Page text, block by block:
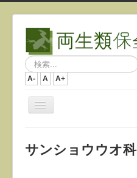
検
索...
A- A A+
ナ
ビ
シ
サンショウウオ科